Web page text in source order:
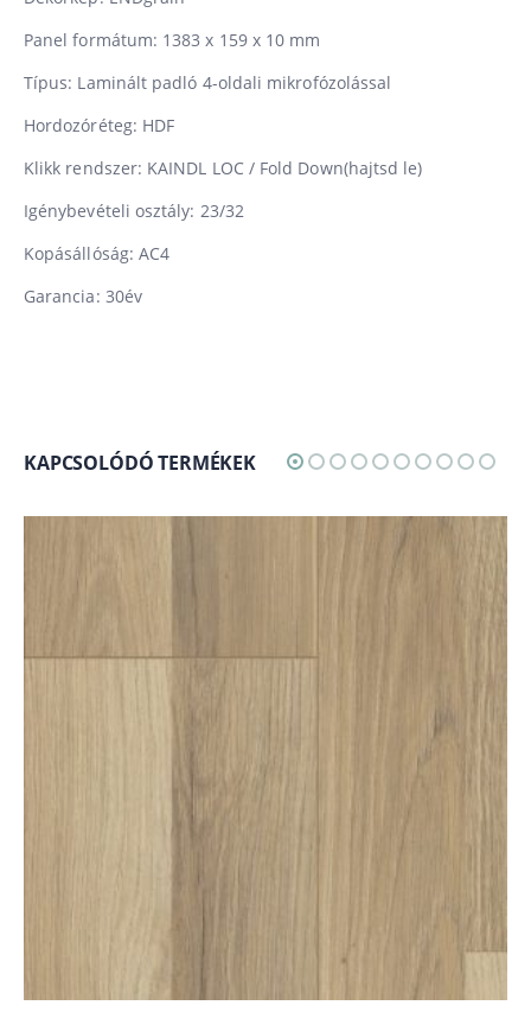
Panel formátum: 1383 x 159 x 10 mm
Típus: Laminált padló 4-oldali mikrofózolással
Hordozóréteg: HDF
Klikk rendszer: KAINDL LOC / Fold Down(hajtsd le)
Igénybevételi osztály: 23/32
Kopásállóság: AC4
Garancia: 30év
KAPCSOLÓDÓ TERMÉKEK